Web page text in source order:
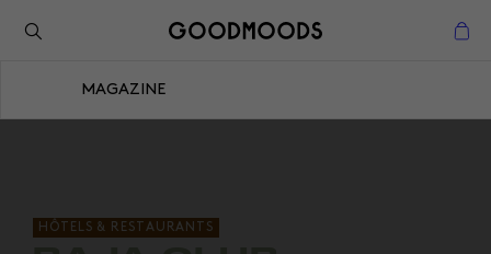
MAGAZINE
HÔTELS & RESTAURANTS
Retour à l'inspiration